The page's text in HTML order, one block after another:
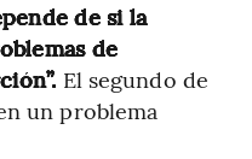
de si la
de
El segundo de
un problema